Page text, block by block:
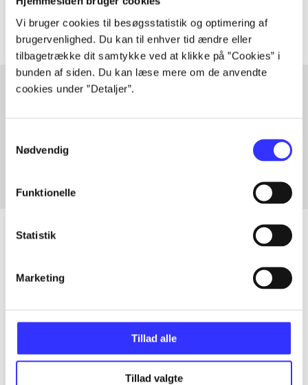
Vi bruger cookies til besøgsstatistik og optimering af
brugervenlighed. Du kan til enhver tid ændre eller
tilbagetrække dit samtykke ved at klikke på ”Cookies” i
bunden af siden. Du kan læse mere om de anvendte
cookies under ”Detaljer”.
Nødvendig
Funktionelle
Statistik
Marketing
Tillad alle
Tillad valgte
Artikler